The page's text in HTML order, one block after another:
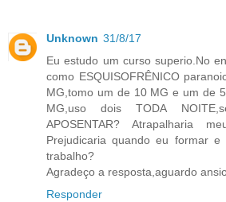
Unknown 31/8/17
Eu estudo um curso superio.No
como ESQUISOFRÊNICO
MG,tomo um de 10 MG e um de
MG,uso dois TODA
APOSENTAR? Atrapalharia
Prejudicaria quando eu formar
trabalho?
Agradeço a resposta,aguardo
Responder